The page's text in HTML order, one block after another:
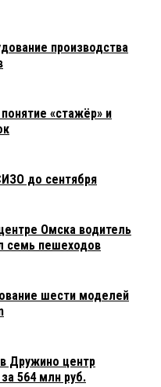
производства
«стажёр» и
до сентября
Омска водитель
семь пешеходов
шести моделей
Дружино центр
564 млн руб.